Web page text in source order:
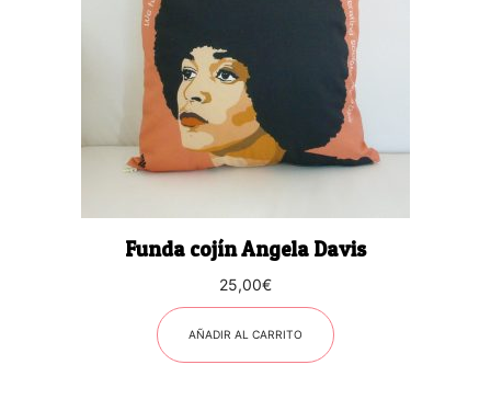
Funda cojín Angela Davis
25,00€
AÑADIR AL CARRITO